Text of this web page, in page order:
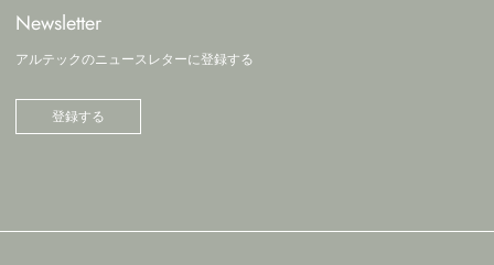
Newsletter
アルテックのニュースレターに登録する
登録する